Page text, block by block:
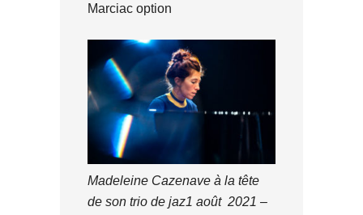
Marciac option
Madeleine Cazenave à la tête
de son trio de jaz1 août 2021 –